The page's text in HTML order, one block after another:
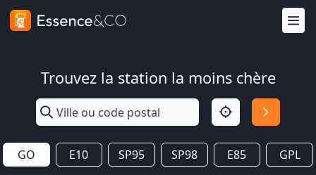
Trouvez la station la moins chère
GO E10 SP95 SP98 E85 GPL